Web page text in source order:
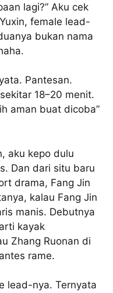
lagi?” Aku cek
female lead-
bukan nama
Pantesan.
18–20 menit.
aman buat dicoba”
aku kepo dulu
Dan dari situ baru
drama, Fang Jin
kalau Fang Jin
manis. Debutnya
kayak
Zhang Ruonan di
rame.
lead-nya. Ternyata